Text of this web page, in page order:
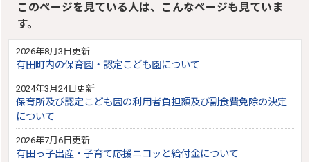
このページを見ている人は、こんなページも見ていま
す。
2026年8月3日更新
有田町内の保育園・認定こども園について
2024年3月24日更新
保育所及び認定こども園の利用者負担額及び副食費免除の決定
について
2026年7月6日更新
有田っ子出産・子育て応援ニコッと給付金について